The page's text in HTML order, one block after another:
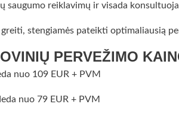
saugumo reiklavimų ir visada
stengiamės pateikti optimaliausią
PERVEŽIMO
nuo 109 EUR + PVM
nuo 79 EUR + PVM